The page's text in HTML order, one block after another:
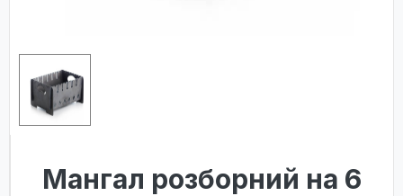
Мангал розборний на 6